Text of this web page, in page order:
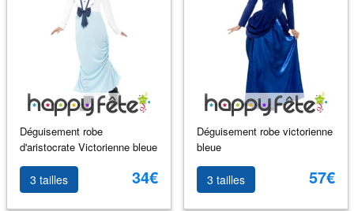
Déguisement robe
d'aristocrate Victorienne bleue
3 tailles 34€
Déguisement robe victorienne
bleue
3 tailles 57€